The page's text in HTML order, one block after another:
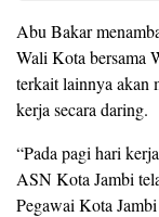
Abu Bakar
Wali Kota bersama
terkait lainnya akan
kerja secara daring.
“Pada pagi hari
ASN Kota Jambi
Pegawai Kota